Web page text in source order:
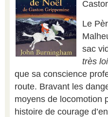
Le
sac
très
que sa conscience
route. Bravant les
moyens de locomotion
histoire de courage